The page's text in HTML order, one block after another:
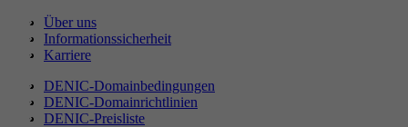
Über uns
Informationssicherheit
Karriere
DENIC-Domainbedingungen
DENIC-Domainrichtlinien
DENIC-Preisliste